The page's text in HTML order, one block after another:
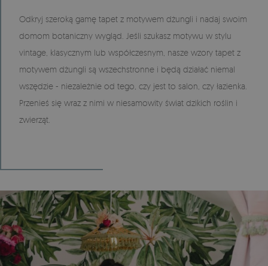
Odkryj szeroką gamę tapet z motywem dżungli i nadaj swoim
domom botaniczny wygląd. Jeśli szukasz motywu w stylu
vintage, klasycznym lub współczesnym, nasze wzory tapet z
motywem dżungli są wszechstronne i będą działać niemal
wszędzie - niezależnie od tego, czy jest to salon, czy łazienka.
Przenieś się wraz z nimi w niesamowity świat dzikich roślin i
zwierząt.